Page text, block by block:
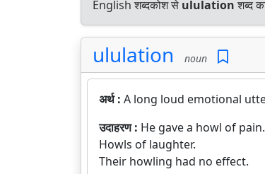
English शब्दकोश से ululationशब्द
ululation noun
अर्थ : A long loud emotional
उदाहरण : He gave a howl of pain.
Howls of laughter.
Their howling had no effect.